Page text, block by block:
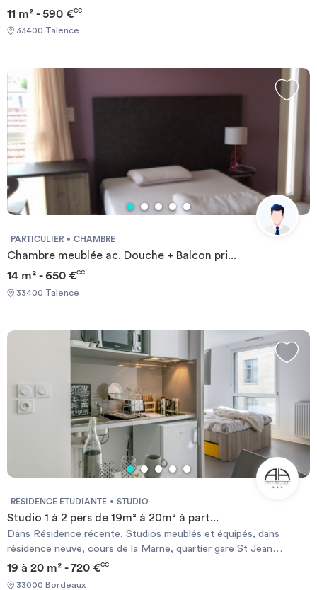
11 m² - 590 €CC
33400 Talence
PARTICULIER CHAMBRE
Chambre meublée ac. Douche + Balcon pri...
14 m² - 650 €CC
33400 Talence
RÉSIDENCE ÉTUDIANTE STUDIO
Studio 1 à 2 pers de 19m² à 20m² à part...
Dans Résidence récente, Studios meublés et équipés, dans
résidence neuve, cours de la Marne, quartier gare St Jean
(proche Victoire), équipée d’une salle de sport avec sauna, local 2
19 à 20 m² - 720 €CC
33000 Bordeaux